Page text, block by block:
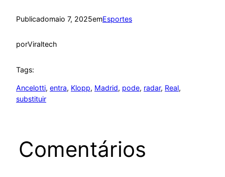
Publicadomaio 7, 2025emEsportes
porViraltech
Tags:
Ancelotti, entra, Klopp, Madrid, pode, radar, Real
substituir
Comentários